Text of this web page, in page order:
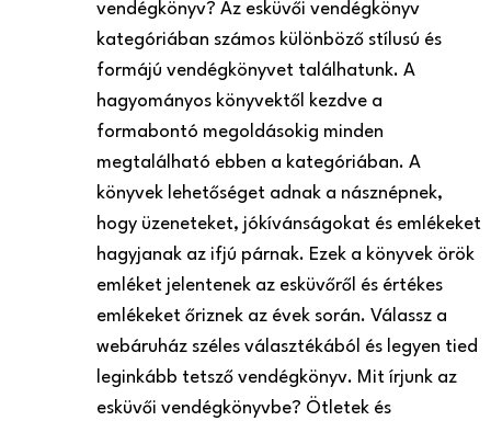
vendégkönyv? Az esküvői vendégkönyv
kategóriában számos különböző stílusú és
formájú vendégkönyvet találhatunk. A
hagyományos könyvektől kezdve a
formabontó megoldásokig minden
megtalálható ebben a kategóriában. A
könyvek lehetőséget adnak a násznépnek,
hogy üzeneteket, jókívánságokat és emlékeket
hagyjanak az ifjú párnak. Ezek a könyvek örök
emléket jelentenek az esküvőről és értékes
emlékeket őriznek az évek során. Válassz a
webáruház széles választékából és legyen tied
leginkább tetsző vendégkönyv. Mit írjunk az
esküvői vendégkönyvbe? Ötletek és